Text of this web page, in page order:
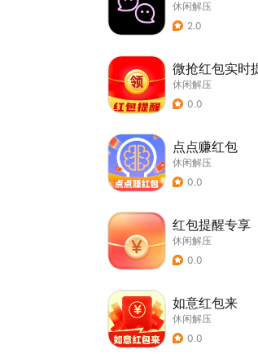
休闲解压
2.0
微抢红包实时
休闲解压
0.0
点点赚红包
休闲解压
0.0
红包提醒专享
休闲解压
0.0
如意红包来
休闲解压
0.0